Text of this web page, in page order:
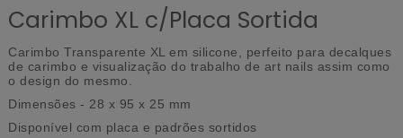
Carimbo XL c/Placa Sortida
Carimbo Transparente XL em silicone, perfeito para decalques
de carimbo e visualização do trabalho de art nails assim como
o design do mesmo.
Dimensões - 28 x 95 x 25 mm
Disponível com placa e padrões sortidos